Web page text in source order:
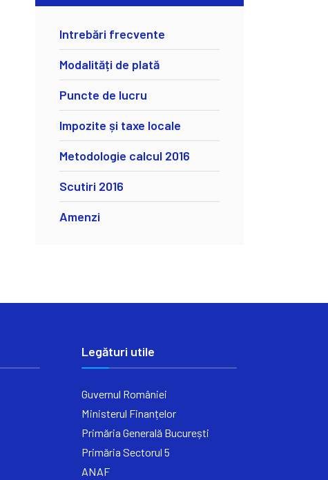
Intrebări frecvente
Modalități de plată
Puncte de lucru
Impozite și taxe locale
Metodologie calcul 2016
Scutiri 2016
Amenzi
Legături utile
Guvernul României
Ministerul Finanțelor
Primăria Generală București
Primăria Sectorul 5
ANAF